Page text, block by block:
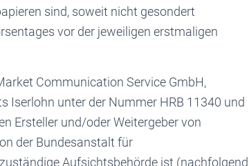
sind, soweit nicht gesondert
vor der jeweiligen erstmaligen
Communication Service GmbH,
Iserlohn unter der Nummer HRB 11340 und
Ersteller und/oder Weitergeber von
der Bundesanstalt für
Aufsichtsbehörde ist (nachfolgend